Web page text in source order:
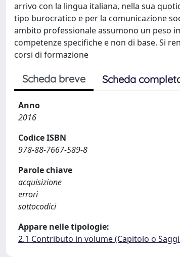
arrivo con la lingua italiana, nella sua
tipo burocratico e per la comunicazione
ambito professionale assumono un peso
competenze specifiche e non di base. Si
corsi di formazione
Scheda breve Scheda
Anno
2016
Codice ISBN
978-88-7667-589-8
Parole chiave
acquisizione
errori
sottocodici
Appare nelle tipologie:
2.1 Contributo in volume (Capitolo o